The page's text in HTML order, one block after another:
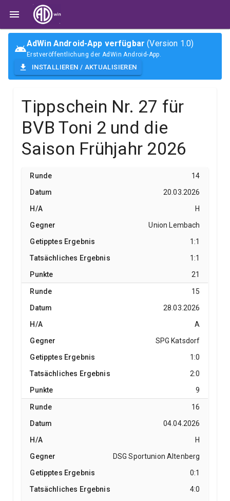
AdWin Android-App verfügbar (Version 1.0)
Erstveröffentlichung der AdWin Android-App.
INSTALLIEREN / AKTUALISIEREN
Tippschein Nr. 27 für
BVB Toni 2 und die
Saison Frühjahr 2026
14
20.03.2026
H
Union Lembach
1:1
1:1
21
15
28.03.2026
A
SPG Katsdorf
1:0
2:0
9
16
04.04.2026
H
DSG Sportunion Altenberg
0:1
4:0